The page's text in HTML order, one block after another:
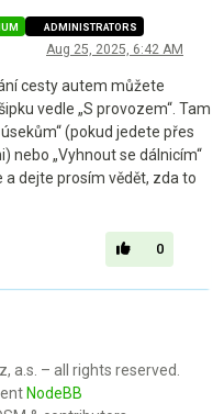
ADMINISTRATORS
Aug 25, 2025, 6:42 AM
cesty autem můžete
vedle „S provozem“. Tam
(pokud jedete přes
nebo „Vyhnout se dálnicím“
dejte prosím vědět, zda to
0
a.s. – all rights reserved.
NodeBB